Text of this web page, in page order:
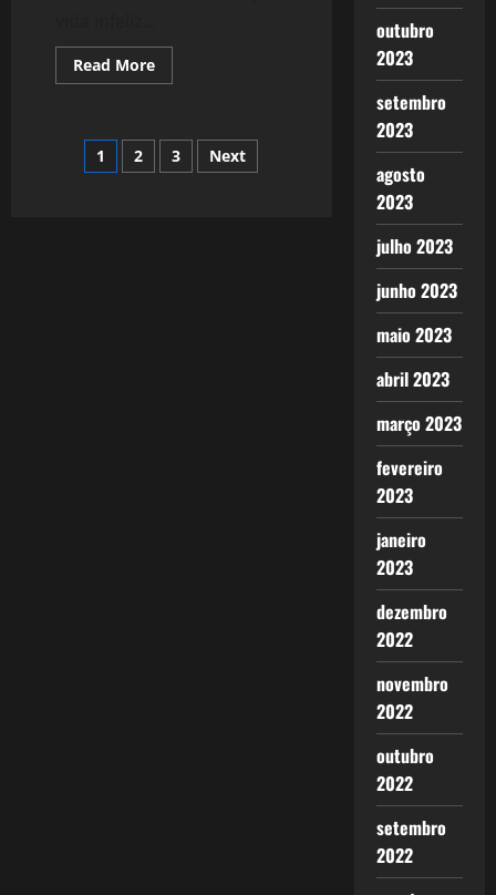
Read MoreRead
more
igual
ao
meu
Paginação
1 2 3 Next
outubro
2023
setembro
2023
agosto
2023
julho 2023
junho 2023
maio 2023
abril 2023
março 2023
fevereiro
2023
janeiro
2023
dezembro
2022
novembro
2022
outubro
2022
setembro
2022